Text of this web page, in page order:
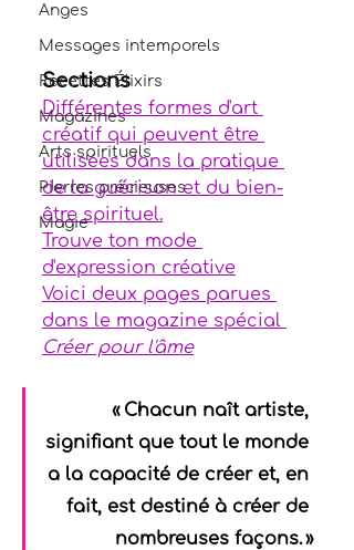
Anges
Messages intemporels
Recettes Élixirs
Magazines
Arts spirituels
Pierres précieuses
Magie
Sections
Différentes formes d'art
créatif qui peuvent être
utilisées dans la pratique
de la guérison et du bien-
être spirituel.
Trouve ton mode
d'expression créative
Voici deux pages parues
dans le magazine spécial
Créer pour l'âme
« Chacun naît artiste,
signifiant que tout le monde
a la capacité de créer et, en
fait, est destiné à créer de
nombreuses façons. »